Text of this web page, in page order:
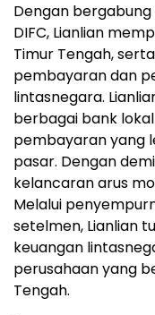
Dengan
DIFC, Lianlian
Timur Tengah,
pembayaran dan
lintasnegara.
berbagai bank
pembayaran yang
pasar. Dengan
kelancaran arus
Melalui
setelmen, Lianlian
keuangan
perusahaan yang
Tengah.